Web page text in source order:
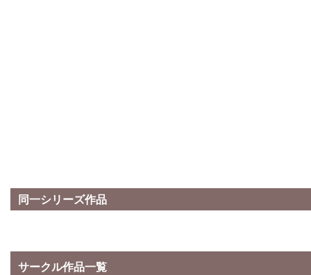
同一シリーズ作品
サークル作品一覧